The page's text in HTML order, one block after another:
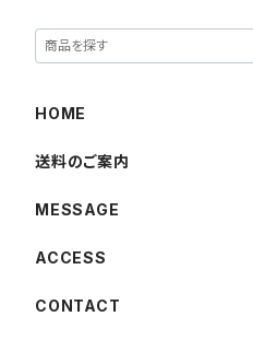
HOME
送料のご案内
MESSAGE
ACCESS
CONTACT